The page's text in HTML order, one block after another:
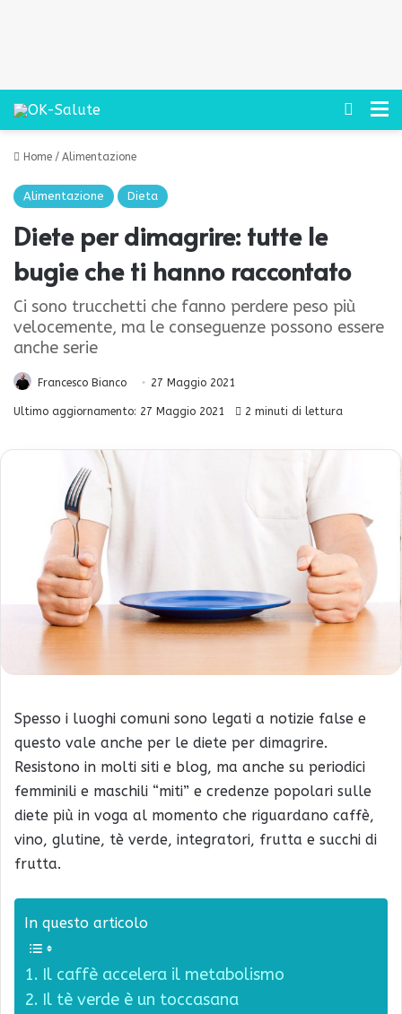
Cerca
Home / Alimentazione
Alimentazione Dieta
Diete per dimagrire: tutte le
bugie che ti hanno raccontato
Ci sono trucchetti che fanno perdere peso più
velocemente, ma le conseguenze possono essere
anche serie
Francesco Bianco 27 Maggio 2021
Ultimo aggiornamento: 27 Maggio 2021 2 minuti di lettura
Spesso i luoghi comuni sono legati a notizie false e
questo vale anche per le diete per dimagrire.
Resistono in molti siti e blog, ma anche su periodici
femminili e maschili “miti” e credenze popolari sulle
diete più in voga al momento che riguardano caffè,
vino, glutine, tè verde, integratori, frutta e succhi di
frutta.
In questo articolo
Il caffè accelera il metabolismo
Il tè verde è un toccasana